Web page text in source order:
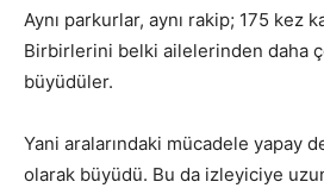
Aynı parkurlar, aynı rakip; 175 kez
Birbirlerini belki ailelerinden daha
büyüdüler.
Yani aralarındaki mücadele yapay
olarak büyüdü. Bu da izleyiciye